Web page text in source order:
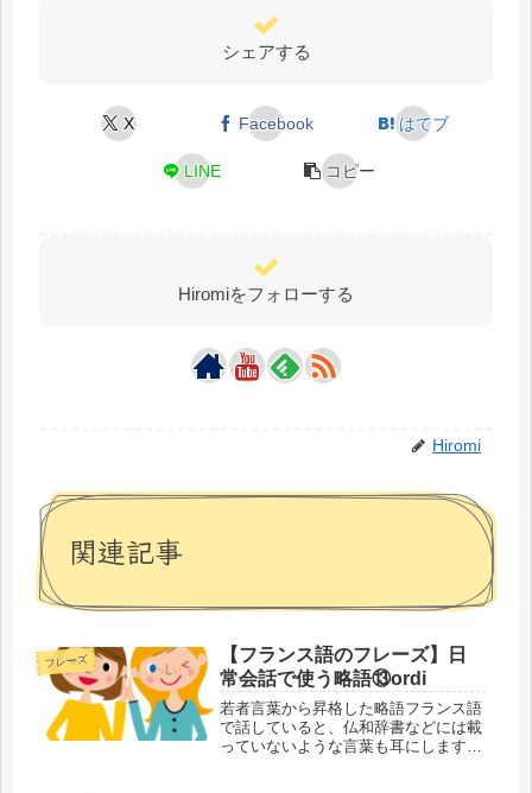
シェアする
X Facebook はてブ
LINE コピー
Hiromiをフォローする
Hiromi
関連記事
フレーズ
【フランス語のフレーズ】日
常会話で使う略語⑬ordi
若者言葉から昇格した略語フランス語
で話していると、仏和辞書などには載
っていないような言葉も耳にします。